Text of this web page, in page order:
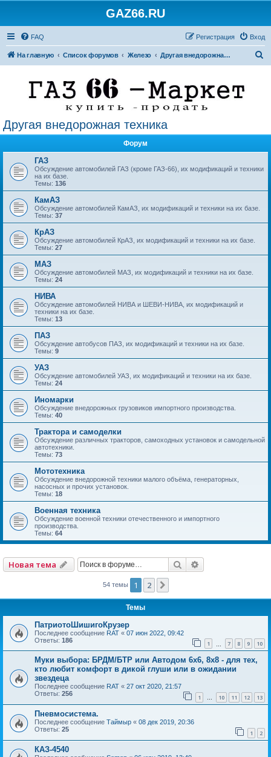
GAZ66.RU
FAQ Вход
Регистрация
На главную Список форумов Железо Другая внедорожная техника
Другая внедорожная техника
Форум
ГАЗ
Обсуждение автомобилей ГАЗ (кроме ГАЗ-66), их модификаций и техники
на их базе.
Темы: 136
КамАЗ
Обсуждение автомобилей КамАЗ, их модификаций и техники на их базе.
Темы: 37
КрАЗ
Обсуждение автомобилей КрАЗ, их модификаций и техники на их базе.
Темы: 27
МАЗ
Обсуждение автомобилей МАЗ, их модификаций и техники на их базе.
Темы: 24
НИВА
Обсуждение автомобилей НИВА и ШЕВИ-НИВА, их модификаций и
техники на их базе.
Темы: 13
ПАЗ
Обсуждение автобусов ПАЗ, их модификаций и техники на их базе.
Темы: 9
УАЗ
Обсуждение автомобилей УАЗ, их модификаций и техники на их базе.
Темы: 24
Иномарки
Обсуждение внедорожных грузовиков импортного производства.
Темы: 40
Трактора и самоделки
Обсуждение различных тракторов, самоходных установок и самодельной
автотехники.
Темы: 73
Мототехника
Обсуждение внедорожной техники малого объёма, генераторных,
насосных и прочих установок.
Темы: 18
Военная техника
Обсуждение военной техники отечественного и импортного
производства.
Темы: 64
Новая тема Поиск
54 темы 1 2
Темы
ПатриотоШишигоКрузер
Последнее сообщение RAT « 07 июн 2022, 09:42
Ответы: 186 1 7 8 9 10
Муки выбора: БРДМ/БТР или Автодом 6х6, 8х8 - для тех,
кто любит комфорт в дикой глуши или в ожидании
звездеца
Последнее сообщение RAT « 27 окт 2020, 21:57
Ответы: 256 1 … 10 11 12 13
Пневмосистема.
Последнее сообщение Таймыр « 08 дек 2019, 20:36
Ответы: 25 1 2
КАЗ-4540